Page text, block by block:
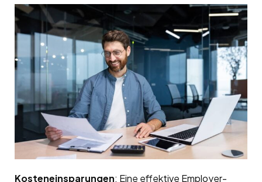
Kosteneinsparungen: Eine effektive Employer-